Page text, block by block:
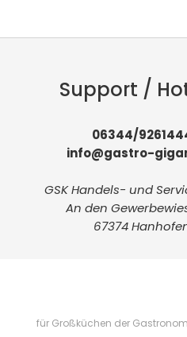
Support /
06344/
info@gastro-
GSK Handels- und
An den
67374
für Großküchen der